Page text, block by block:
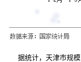
据统计，天津市规